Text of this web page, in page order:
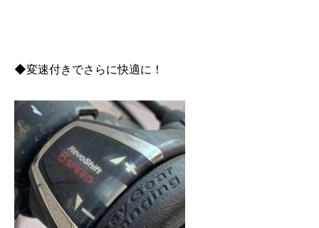
◆変速付きでさらに快適に！